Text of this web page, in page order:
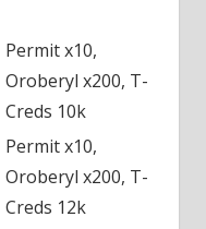
Permit x10,
Oroberyl x200, T-
Creds 10k
Permit x10,
Oroberyl x200, T-
Creds 12k